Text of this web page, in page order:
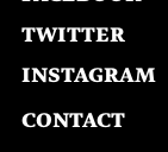
TWITTER
INSTAGRAM
CONTACT